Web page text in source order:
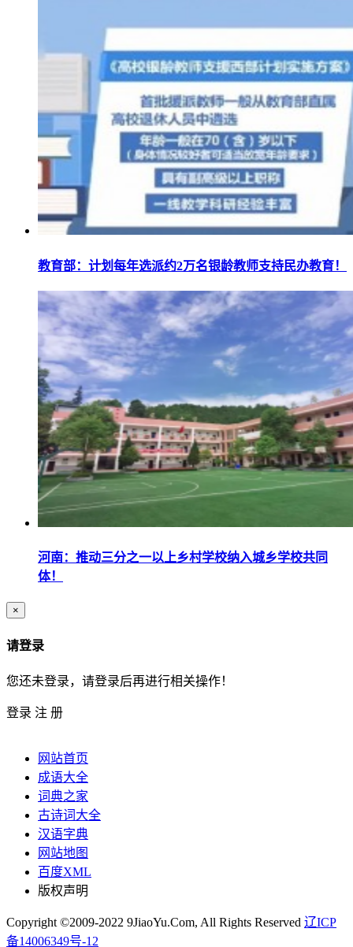
教育部：计划每年选派约2万名银龄教师支持民办教育！
河南：推动三分之一以上乡村学校纳入城乡学校共同
体！
×
请登录
您还未登录，请登录后再进行相关操作！
登录 注 册
网站首页
成语大全
词典之家
古诗词大全
汉语字典
网站地图
百度XML
版权声明
Copyright ©2009-2022 9JiaoYu.Com, All Rights Reserved 辽ICP
备14006349号-12